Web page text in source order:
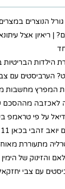
הנוצרים במצרים
| ריאיון אצל
הילדות הבריטיות
הערביסטים עם
המפרץ מחשבות
לאכזבה מההסכם
על פי טראמפ
זהבי בכאן 11
מתעוררת
והזינוק של
עם צבי